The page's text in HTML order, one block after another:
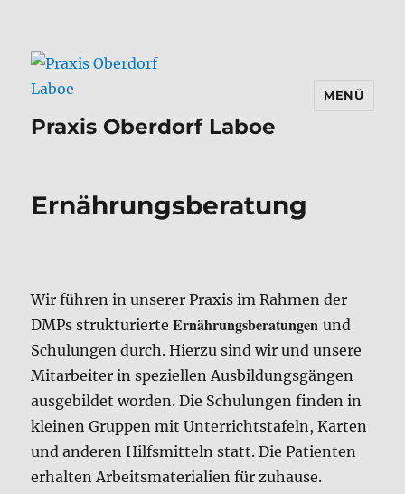
Praxis Oberdorf Laboe
MENÜ
Ernährungsberatung
Wir führen in unserer Praxis im Rahmen der
DMPs strukturierteErnährungsberatungenund
Schulungen durch. Hierzu sind wir und unsere
Mitarbeiter in speziellen Ausbildungsgängen
ausgebildet worden. Die Schulungen finden in
kleinen Gruppen mit Unterrichtstafeln, Karten
und anderen Hilfsmitteln statt. Die Patienten
erhalten Arbeitsmaterialien für zuhause.